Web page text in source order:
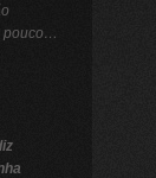
pouco…